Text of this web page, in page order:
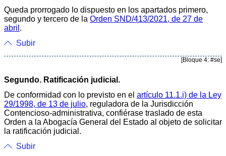
Queda prorrogado lo dispuesto en los apartados primero,
segundo y tercero de la Orden SND/413/2021, de 27 de
abril .
Subir
[Bloque 4: #se]
Segundo. Ratificación judicial.
De conformidad con lo previsto en el artículo 11.1.i) de la Ley
29/1998, de 13 de julio, reguladora de la Jurisdicción
Contencioso-administrativa, confiérase traslado de esta
Orden a la Abogacía General del Estado al objeto de solicitar
la ratificación judicial.
Subir